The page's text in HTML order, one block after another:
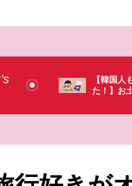
っ
意外過
【そんな
本のドラ